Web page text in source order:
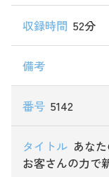
52分
5142
あな
お客さんの力で